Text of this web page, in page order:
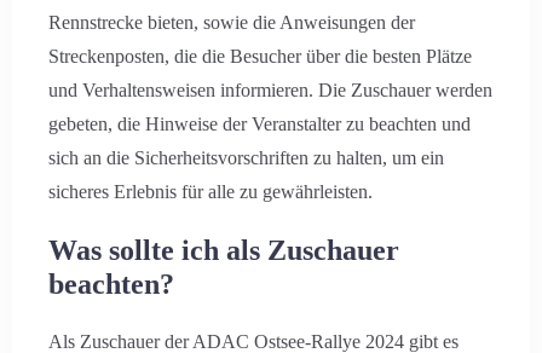
Rennstrecke bieten, sowie die Anweisungen der
Streckenposten, die die Besucher über die besten Plätze
und Verhaltensweisen informieren. Die Zuschauer werden
gebeten, die Hinweise der Veranstalter zu beachten und
sich an die Sicherheitsvorschriften zu halten, um ein
sicheres Erlebnis für alle zu gewährleisten.
Was sollte ich als Zuschauer
beachten?
Als Zuschauer der ADAC Ostsee-Rallye 2024 gibt es